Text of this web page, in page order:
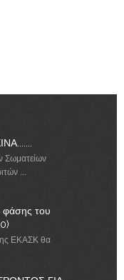
Σωματείων
...
φάσης του
ΕΚΑΣΚ θα